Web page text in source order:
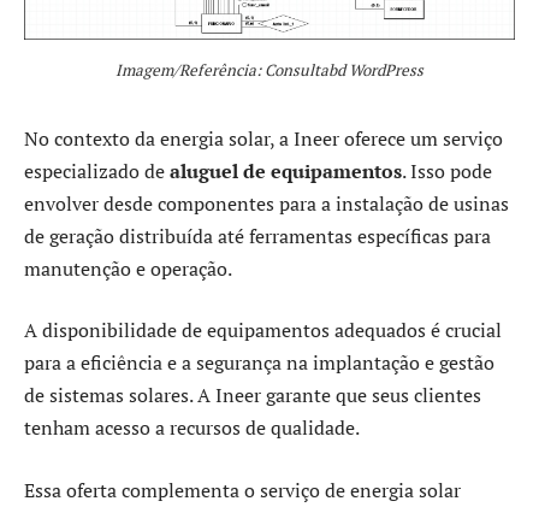
Imagem/Referência: Consultabd WordPress
No contexto da energia solar, a Ineer oferece um serviço
especializado dealuguel de equipamentos. Isso pode
envolver desde componentes para a instalação de usinas
de geração distribuída até ferramentas específicas para
manutenção e operação.
A disponibilidade de equipamentos adequados é crucial
para a eficiência e a segurança na implantação e gestão
de sistemas solares. A Ineer garante que seus clientes
tenham acesso a recursos de qualidade.
Essa oferta complementa o serviço de energia solar